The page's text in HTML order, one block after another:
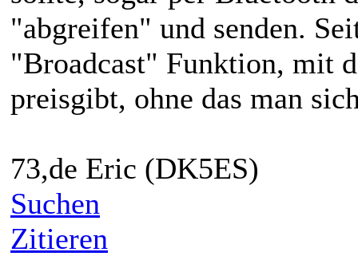
"abgreifen" und senden.
"Broadcast" Funktion, mit
preisgibt, ohne das man
73,de Eric (DK5ES)
Suchen
Zitieren